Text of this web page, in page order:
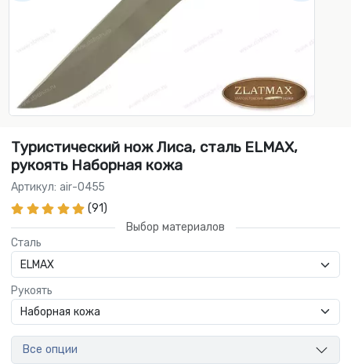
Туристический нож Лиса, сталь ELMAX,
рукоять Наборная кожа
Артикул: air-0455
(91)
Выбор материалов
Сталь
Рукоять
Все опции